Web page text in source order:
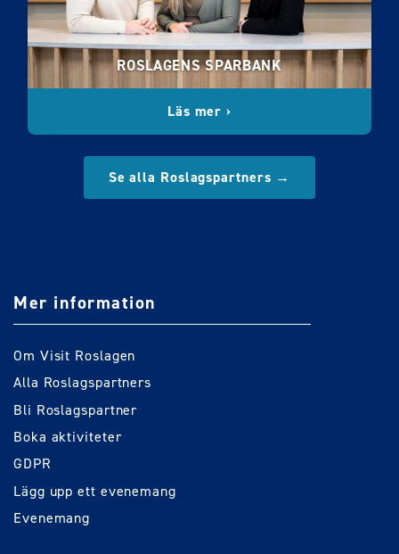
ROSLAGENS SPARBANK
Läs mer ›
Se alla Roslagspartners →
Mer information
Om Visit Roslagen
Alla Roslagspartners
Bli Roslagspartner
Boka aktiviteter
GDPR
Lägg upp ett evenemang
Evenemang